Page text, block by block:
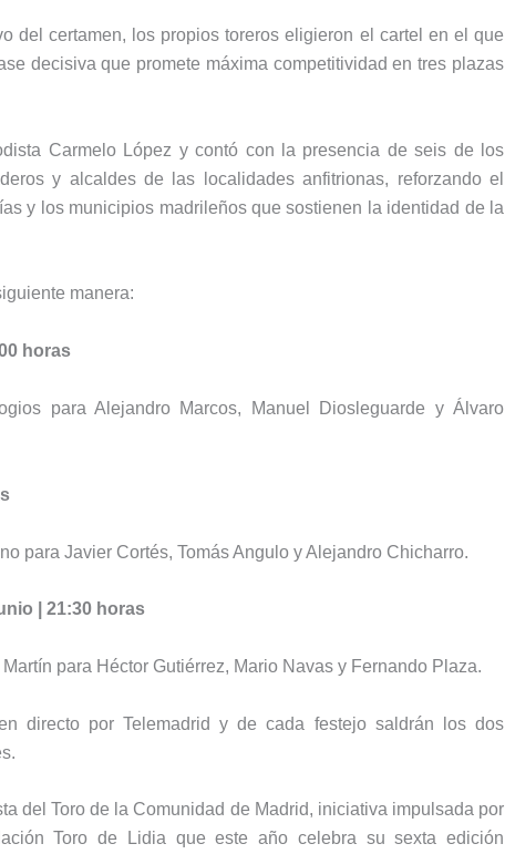
del certamen, los propios toreros eligieron el cartel en el que
decisiva que promete máxima competitividad en tres plazas
Carmelo López y contó con la presencia de seis de los
y alcaldes de las localidades anfitrionas, reforzando el
y los municipios madrileños que sostienen la identidad de la
manera:
horas
para Alejandro Marcos, Manuel Diosleguarde y Álvaro
para Javier Cortés, Tomás Angulo y Alejandro Chicharro.
| 21:30 horas
para Héctor Gutiérrez, Mario Navas y Fernando Plaza.
directo por Telemadrid y de cada festejo saldrán los dos
del Toro de la Comunidad de Madrid, iniciativa impulsada por
Toro de Lidia que este año celebra su sexta edición